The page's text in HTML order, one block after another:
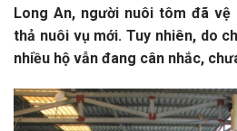
Long An, người nuôi tôm đã vệ
thả nuôi vụ mới. Tuy nhiên, do
nhiều hộ vẫn đang cân nhắc,